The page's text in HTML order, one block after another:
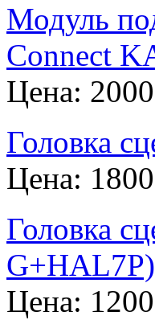
Модуль
Connect
Цена:
Головка
Цена:
Головка
G+HAL7P)
Цена: